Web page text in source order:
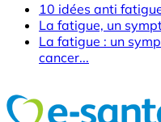
10 idées anti
La fatigue, un
La fatigue : un
cancer...